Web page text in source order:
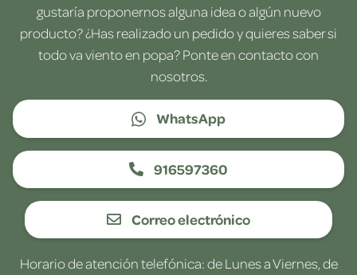
gustaría proponernos alguna idea o algún nuevo
producto? ¿Has realizado un pedido y quieres saber si
todo va viento en popa? Ponte en contacto con
nosotros.
WhatsApp
916597360
Correo electrónico
Horario de atención telefónica: de Lunes a Viernes, de